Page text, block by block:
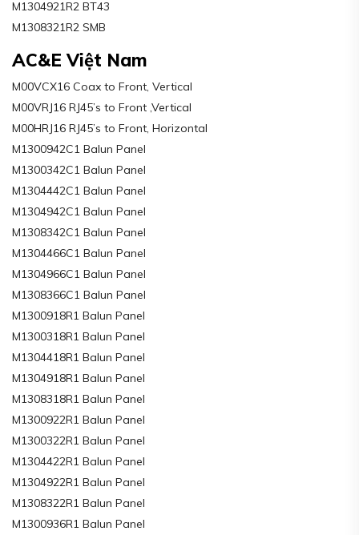
M1304921R2 BT43
M1308321R2 SMB
AC&E Việt Nam
M00VCX16 Coax to Front, Vertical
M00VRJ16 RJ45’s to Front ,Vertical
M00HRJ16 RJ45’s to Front, Horizontal
M1300942C1 Balun Panel
M1300342C1 Balun Panel
M1304442C1 Balun Panel
M1304942C1 Balun Panel
M1308342C1 Balun Panel
M1304466C1 Balun Panel
M1304966C1 Balun Panel
M1308366C1 Balun Panel
M1300918R1 Balun Panel
M1300318R1 Balun Panel
M1304418R1 Balun Panel
M1304918R1 Balun Panel
M1308318R1 Balun Panel
M1300922R1 Balun Panel
M1300322R1 Balun Panel
M1304422R1 Balun Panel
M1304922R1 Balun Panel
M1308322R1 Balun Panel
M1300936R1 Balun Panel